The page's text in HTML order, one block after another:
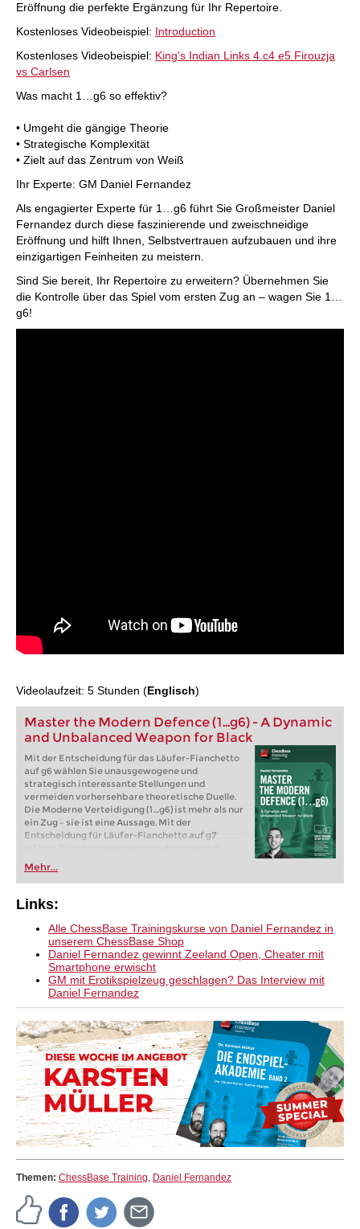
Eröffnung die perfekte Ergänzung für Ihr Repertoire.
Kostenloses Videobeispiel: Introduction
Kostenloses Videobeispiel: King's Indian Links 4.c4 e5 Firouzja
vs Carlsen
Was macht 1…g6 so effektiv?
• Umgeht die gängige Theorie
• Strategische Komplexität
• Zielt auf das Zentrum von Weiß
Ihr Experte: GM Daniel Fernandez
Als engagierter Experte für 1…g6 führt Sie Großmeister Daniel
Fernandez durch diese faszinierende und zweischneidige
Eröffnung und hilft Ihnen, Selbstvertrauen aufzubauen und ihre
einzigartigen Feinheiten zu meistern.
Sind Sie bereit, Ihr Repertoire zu erweitern? Übernehmen Sie
die Kontrolle über das Spiel vom ersten Zug an – wagen Sie 1…
g6!
Videolaufzeit: 5 Stunden (Englisch)
Master the Modern Defence (1...g6) - A Dynamic
and Unbalanced Weapon for Black
Mit der Entscheidung für das Läufer-Fianchetto
auf g6 wählen Sie unausgewogene und
strategisch interessante Stellungen und
vermeiden vorhersehbare theoretische Duelle.
Die Moderne Verteidigung (1…g6) ist mehr als nur
ein Zug – sie ist eine Aussage. Mit der
Entscheidung für Läufer-Fianchetto auf g7
reichhaltige Stellungen und vermeiden
vorhersehbare theoretische Duelle. Dieser
Ansatz ermöglicht es Schwarz, sich entlang der
langen Diagonale zu entwickeln und geduldig auf
das starke Zentrum von Weiß zu zielen, anstatt es
direkt anzugreifen. Wenn Sie mit Schwarz einen
vollen Punkt erzielen möchten, ist diese
Eröffnung die perfekte Ergänzung für Ihr
Repertoire.
Kostenloses Videobeispiel:Introduction
Kostenloses Videobeispiel:
King's Indian Links
Mehr...
Links:
Alle ChessBase Trainingskurse von Daniel Fernandez in
unserem ChessBase Shop
Daniel Fernandez gewinnt Zeeland Open, Cheater mit
Smartphone erwischt
GM mit Erotikspielzeug geschlagen? Das Interview mit
Daniel Fernandez
Themen: ChessBase Training, Daniel Fernandez